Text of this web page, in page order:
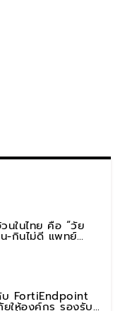
นในไทย คือ “วัย
น-กินไม่ดี แพทย์
เตือน “อย่าดูแค่เลข
บ FortiEndpoint
ยให้องค์กร รองรับ